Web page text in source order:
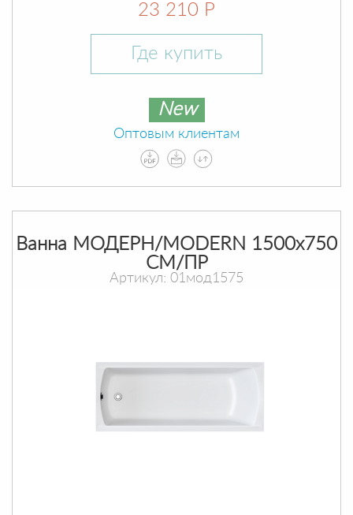
23 210 Р
Где купить
New
Оптовым клиентам
Ванна МОДЕРН/MODERN 1500х750
СМ/ПР
Артикул: 01мод1575